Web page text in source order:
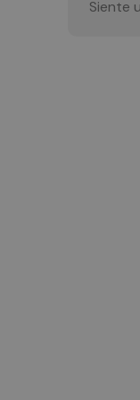
Siente